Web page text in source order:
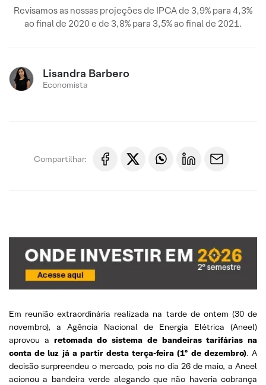
Revisamos as nossas projeções de IPCA de 3,9% para 4,3%
ao final de 2020 e de 3,8% para 3,5% ao final de 2021.
Lisandra Barbero
Economista
Compartilhar:
Em reunião extraordinária realizada na tarde de ontem (30 de
novembro), a Agência Nacional de Energia Elétrica (Aneel)
aprovou a retomada do sistema de bandeiras tarifárias na
conta de luz já a partir desta terça-feira (1º de dezembro). A
decisão surpreendeu o mercado, pois no dia 26 de maio, a Aneel
acionou a bandeira verde alegando que não haveria cobrança